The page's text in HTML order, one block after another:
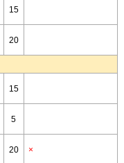
15
20
15
5
20 ×